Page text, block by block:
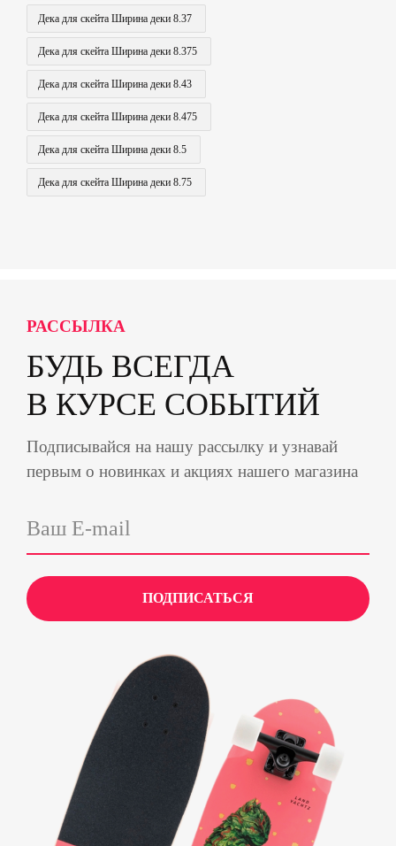
Дека для скейта Ширина деки 8.37
Дека для скейта Ширина деки 8.375
Дека для скейта Ширина деки 8.43
Дека для скейта Ширина деки 8.475
Дека для скейта Ширина деки 8.5
Дека для скейта Ширина деки 8.75
РАССЫЛКА
БУДЬ ВСЕГДА
В КУРСЕ СОБЫТИЙ
Подписывайся на нашу рассылку и узнавай
первым о новинках и акциях нашего магазина